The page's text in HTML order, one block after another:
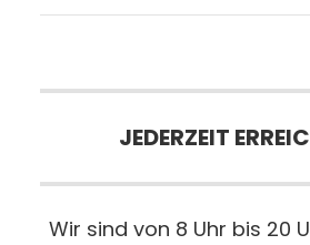
JEDERZEIT
Wir sind von 8 Uhr bis 20